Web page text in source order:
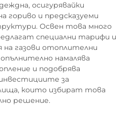
осигурявайки
гориво и предсказуеми
Освен това много
специални тарифи и
на газови отоплителни
намалява
и подобрява
за
които избират това
решение.